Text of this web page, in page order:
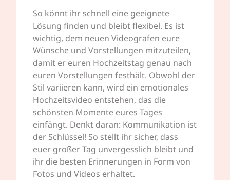
So könnt ihr schnell eine geeignete
Lösung finden und bleibt flexibel. Es ist
wichtig, dem neuen Videografen eure
Wünsche und Vorstellungen mitzuteilen,
damit er euren Hochzeitstag genau nach
euren Vorstellungen festhält. Obwohl der
Stil variieren kann, wird ein emotionales
Hochzeitsvideo entstehen, das die
schönsten Momente eures Tages
einfängt. Denkt daran: Kommunikation ist
der Schlüssel! So stellt ihr sicher, dass
euer großer Tag unvergesslich bleibt und
ihr die besten Erinnerungen in Form von
Fotos und Videos erhaltet.